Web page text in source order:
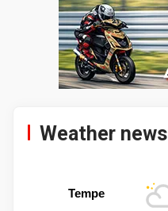
Weather news
Tempe